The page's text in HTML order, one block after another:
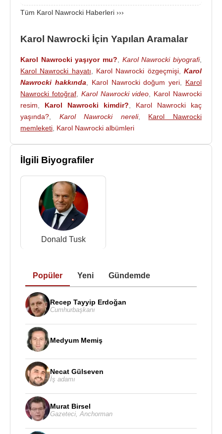
2011-2017 yılları arasında
de yürütmüştür. Bu görevi, onun yerel yönetim ve
kazanmasını sağlamıştır. 2016 yılındaDanuta
Siedzikównave Feliks Selmanowicz için
Gdańsk’ta düzenlenen cenaze törenlerinin
hazırlanmasına katkıda bulunmuştur. Bu törenler,
komünist yönetim karşıtı silahlı direnişçilerin
hatırasının yeniden kamuoyuna kazandırılmasının
Karol Nawrocki, 2017 yılında Gdańsk’taki
2021 yılına kadar sürdürdüğü görevi sırasında
müzenin idari ve içerik yapısında değişiklikler
gerçekleştirmiştir. Müzenin ana sergisinde
halkının savaş dönemindeki deneyimlerine,
direnişine ve kayıplarına daha belirgin biçimde yer
verilmesini sağlamıştır. Bu değişiklikler, destekçileri
olarak değerlendirilirken, eleştirmenleri tarafından
yönlendirilmesi şeklinde yorumlanmıştır.
2021 yılında Karol Nawrocki
Anma Enstitüsü
yardımcılığı yapmıştır. Aynı yıl
Parlamentosu
başkanlığına seçilmiş ve Senatonun onayının
ardından 23 Temmuz 2021 tarihinde göreve
döneminde kurumun araştırma, eğitim ve
uluslararası tanıtım faaliyetlerini genişletmiştir.
Tüm Karol Nawrocki Haberleri ›››
Karol Nawrocki İçin Yapılan Aramalar
Karol Nawrocki yaşıyor mu? Karol Nawrocki biyografi,
Karol Nawrocki hayatı
Karol Nawrocki özgeçmişi,Karol
Nawrocki hakkında
Karol Nawrocki doğum yeri
Karol
Nawrocki fotoğraf, Karol Nawrocki video
Karol Nawrocki
resim
Karol Nawrocki kimdir?
Karol Nawrocki kaç
yaşında?
Karol Nawrocki nereli, Karol Nawrocki
memleketi Karol Nawrocki albümleri
İlgili Biyografiler
Donald Tusk
Popüler Yeni Gündemde
Recep Tayyip Erdoğan
Cumhurbaşkanı
Medyum Memiş
Necat Gülseven
İş adamı
Murat Birsel
Gazeteci Anchorman